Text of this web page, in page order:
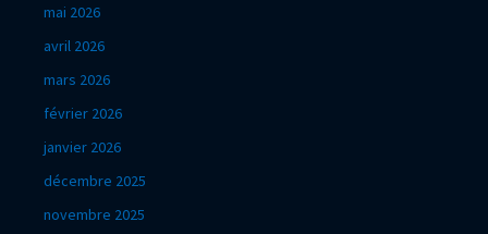
mai 2026
avril 2026
mars 2026
février 2026
janvier 2026
décembre 2025
novembre 2025